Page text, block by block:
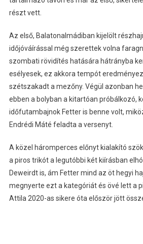
részt vett.
Az első, Balatonalmádiban kijelölt
időjóváírással még szerettek volna
szombati rövidítés hatására hátrányba
esélyesek, ez akkora tempót
szétszakadt a mezőny. Végül azonban
ebben a bolyban a kitartóan próbálkozó,
időfutambajnok Fetter is benne volt,
Endrédi Máté feladta a versenyt.
A közel háromperces előnyt kialakító
a piros trikót a legutóbbi két kiírásban
Deweirdt is, ám Fetter mind az öt hegyi
megnyerte ezt a kategóriát és övé lett a
Attila 2020-as sikere óta először jött